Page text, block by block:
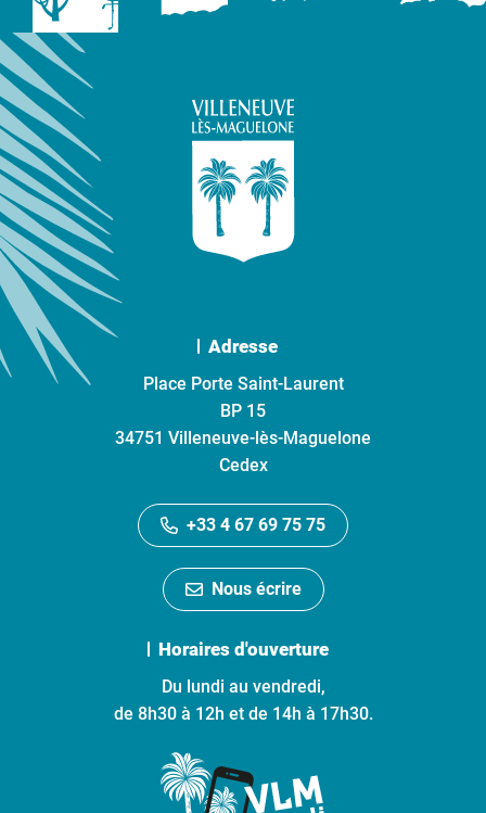
Adresse
Place Porte Saint-Laurent
BP 15
34751 Villeneuve-lès-Maguelone
Cedex
+33 4 67 69 75 75
Nous écrire
Horaires d'ouverture
Du lundi au vendredi,
de 8h30 à 12h et de 14h à 17h30.